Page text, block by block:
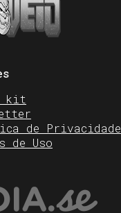
kit
de Privacidade
de Uso